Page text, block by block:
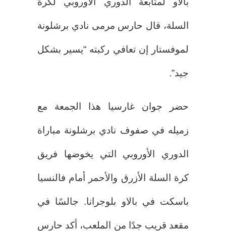
السلة، قال حارس مرمى نادي برشلونة
لموفستار إن تعافي ركبته “يسير بشكل
جيد”.
حضر جوان غارسيا هذا الجمعة مع
زميله في صفوف نادي برشلونة مباراة
الدوري الأوروبي التي يخوضها فريق
كرة السلة الأزرق والأحمر أمام فالنسيا
باسكت في بالاو بلوجرانا. جالسًا في
مقعد قريب جدًا من الملعب، أكد حارس